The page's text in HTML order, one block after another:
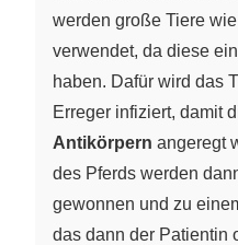
werden große Tiere
verwendet, da diese
haben. Dafür wird das
Erreger infiziert, damit
Antikörpern angeregt
des Pferds werden
gewonnen und zu
das dann der Patientin